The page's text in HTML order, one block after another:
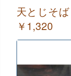
天とじそば
￥1,320